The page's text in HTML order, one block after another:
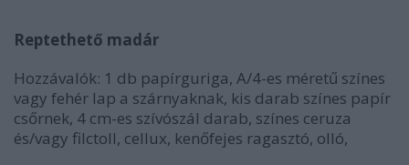
Reptethető madár
Hozzávalók: 1 db papírguriga, A/4-es méretű színes
vagy fehér lap a szárnyaknak, kis darab színes papír
csőrnek, 4 cm-es szívószál darab, színes ceruza
és/vagy filctoll, cellux, kenőfejes ragasztó, olló,